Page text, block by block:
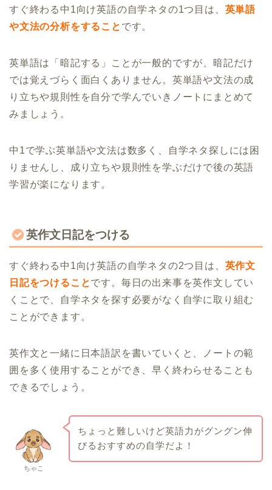
すぐ終わる中1向け英語の自学ネタの1つ目は、 英単語
や文法の分析をすること です。
英単語は「暗記する」ことが一般的ですが、暗記だけ
では覚えづらく面白くありません。英単語や文法の成
り立ちや規則性を自分で学んでいきノートにまとめて
みましょう。
中1で学ぶ英単語や文法は数多く、自学ネタ探しには困
りませんし、成り立ちや規則性を学ぶだけで後の英語
学習が楽になります。
英作文日記をつける
すぐ終わる中1向け英語の自学ネタの2つ目は、 英作文
日記をつけることです。毎日の出来事を英作文してい
くことで、自学ネタを探す必要がなく自学に取り組む
ことができます。
英作文と一緒に日本語訳を書いていくと、ノートの範
囲を多く使用することができ、早く終わらせることも
できるでしょう。
ちゃこ
ちょっと難しいけど英語力がグングン伸
びるおすすめの自学だよ！